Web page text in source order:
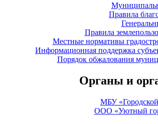
Правила
Правила
Местные нормативы
Информационная поддержка
Порядок обжалования
Органы и
МБУ
ООО «Уютный